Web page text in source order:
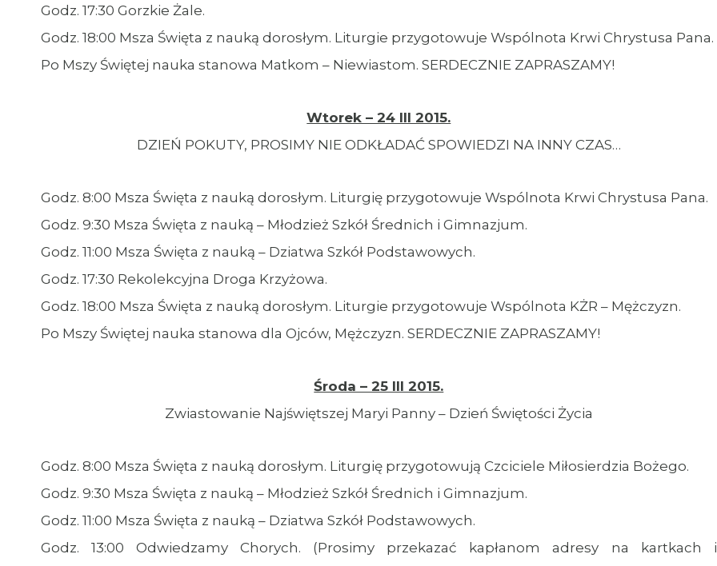
Godz. 17:30 Gorzkie Żale.
Godz. 18:00 Msza Święta z nauką dorosłym. Liturgie przygotowuje Wspólnota Krwi Chrystusa Pana.
Po Mszy Świętej nauka stanowa Matkom – Niewiastom. SERDECZNIE ZAPRASZAMY!
Wtorek – 24 III 2015.
DZIEŃ POKUTY, PROSIMY NIE ODKŁADAĆ SPOWIEDZI NA INNY CZAS…
Godz. 8:00 Msza Święta z nauką dorosłym. Liturgię przygotowuje Wspólnota Krwi Chrystusa Pana.
Godz. 9:30 Msza Święta z nauką – Młodzież Szkół Średnich i Gimnazjum.
Godz. 11:00 Msza Święta z nauką – Dziatwa Szkół Podstawowych.
Godz. 17:30 Rekolekcyjna Droga Krzyżowa.
Godz. 18:00 Msza Święta z nauką dorosłym. Liturgie przygotowuje Wspólnota KŻR – Mężczyzn.
Po Mszy Świętej nauka stanowa dla Ojców, Mężczyzn. SERDECZNIE ZAPRASZAMY!
Środa – 25 III 2015.
Zwiastowanie Najświętszej Maryi Panny – Dzień Świętości Życia
Godz. 8:00 Msza Święta z nauką dorosłym. Liturgię przygotowują Czciciele Miłosierdzia Bożego.
Godz. 9:30 Msza Święta z nauką – Młodzież Szkół Średnich i Gimnazjum.
Godz. 11:00 Msza Święta z nauką – Dziatwa Szkół Podstawowych.
Godz. 13:00 Odwiedzamy Chorych. (Prosimy przekazać kapłanom adresy na kartkach i